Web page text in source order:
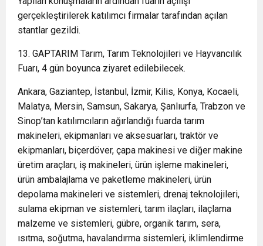
gerçekleştirilerek katılımcı firmalar tarafından açılan
stantlar gezildi.
13. GAPTARIM Tarım, Tarım Teknolojileri ve Hayvancılık
Fuarı, 4 gün boyunca ziyaret edilebilecek.
Ankara, Gaziantep, İstanbul, İzmir, Kilis, Konya, Kocaeli,
Malatya, Mersin, Samsun, Sakarya, Şanlıurfa, Trabzon ve
Sinop’tan katılımcıların ağırlandığı fuarda tarım
makineleri, ekipmanları ve aksesuarları, traktör ve
ekipmanları, biçerdöver, çapa makinesi ve diğer makine
üretim araçları, iş makineleri, ürün işleme makineleri,
ürün ambalajlama ve paketleme makineleri, ürün
depolama makineleri ve sistemleri, drenaj teknolojileri,
sulama ekipman ve sistemleri, tarım ilaçları, ilaçlama
malzeme ve sistemleri, gübre, organik tarım, sera,
ısıtma, soğutma, havalandırma sistemleri, iklimlendirme